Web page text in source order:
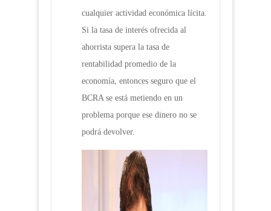
cualquier actividad económica lícita.
Si la tasa de interés ofrecida al
ahorrista supera la tasa de
rentabilidad promedio de la
economía, entonces seguro que el
BCRA se está metiendo en un
problema porque ese dinero no se
podrá devolver.